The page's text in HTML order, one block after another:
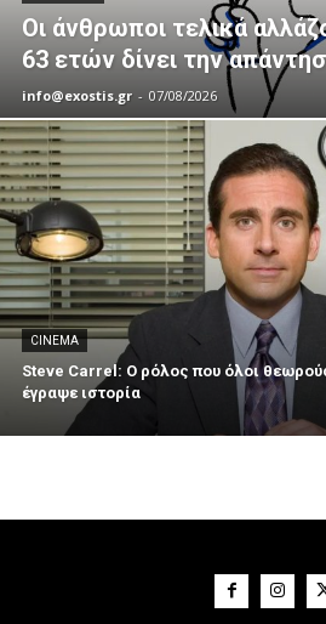
Οι άνθρωποι τελικά
63 ετών δίνει την
info@exostis.gr - 07/08/2026
CINEMA
Steve Carrel: Ο ρόλος που όλοι
έγραψε ιστορία